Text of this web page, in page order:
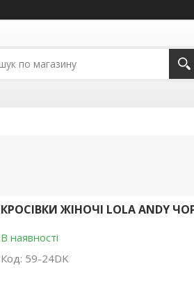
КРОСІВКИ ЖІНОЧІ LOLA ANDY
В наявності
Код: 59-24DK